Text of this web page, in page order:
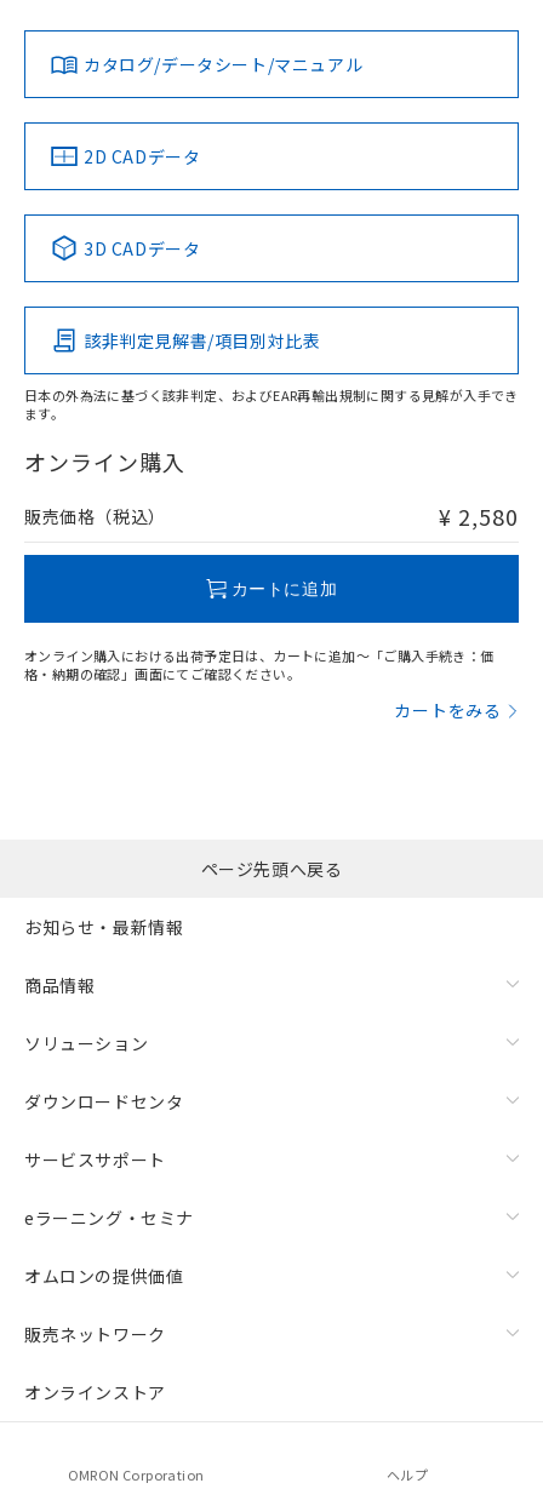
ダウンロードデータをご利用いただく前に、以下を必ずお読
みください。
ソフトウェアの使用条件
対応済み
中国 RoHS 注意事項・凡例
Pb Hg Cd Cr(VI)
O
在庫等で未対応品が混在する可能性があります。
問い合わせください。
LR型式承認
（イギリス
船舶規格）
DNV型式承認
（ノルウェー
BV型式承認
（フランス
KR型式
（韓国
No No No No
この製品の規格認証/適合状況ページへ
その他の認証はこちらのページからご検索ください
カタログ/データシート/マニュアル
2D CADデータ
3D CADデータ
該非判定見解書/項目別対比表
日本の外為法に基づく該非判定、およびEAR再輸出規制に関する見解が入手でき
ます。
オンライン購入
販売価格（税込） ¥ 2,580
カートに追加
オンライン購入における出荷予定日は、カートに追加～「ご購入手続き：価
格・納期の確認」画面にてご確認ください。
カートをみる
ページ先頭へ戻る
お知らせ・最新情報
商品情報
ソリューション
ダウンロードセンタ
サービスサポート
eラーニング・セミナ
オムロンの提供価値
販売ネットワーク
オンラインストア
OMRON Corporation ヘルプ